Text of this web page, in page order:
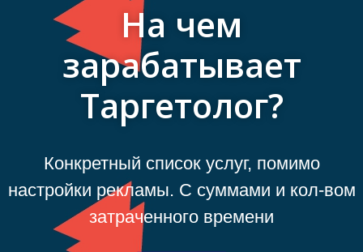
На чем
зарабатывает
Таргетолог?
Конкретный список услуг, помимо
настройки рекламы. С суммами и кол-вом
затраченного времени